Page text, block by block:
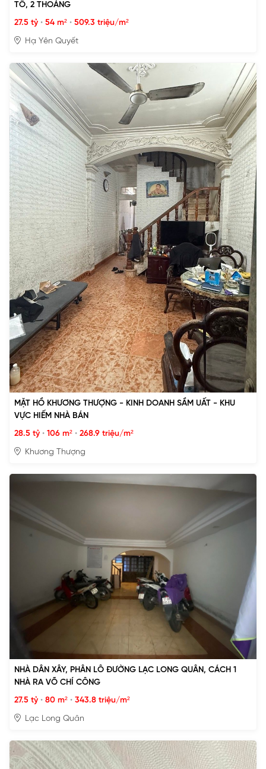
TÔ, 2 THOÁNG
27.5 tỷ • 54 m² • 509.3 triệu/m²
Hạ Yên Quyết
MẶT HỒ KHƯƠNG THƯỢNG - KINH DOANH SẦM UẤT - KHU
VỰC HIẾM NHÀ BÁN
28.5 tỷ • 106 m² • 268.9 triệu/m²
Khương Thượng
NHÀ DÂN XÂY, PHÂN LÔ ĐƯỜNG LẠC LONG QUÂN, CÁCH 1
NHÀ RA VÕ CHÍ CÔNG
27.5 tỷ • 80 m² • 343.8 triệu/m²
Lạc Long Quân